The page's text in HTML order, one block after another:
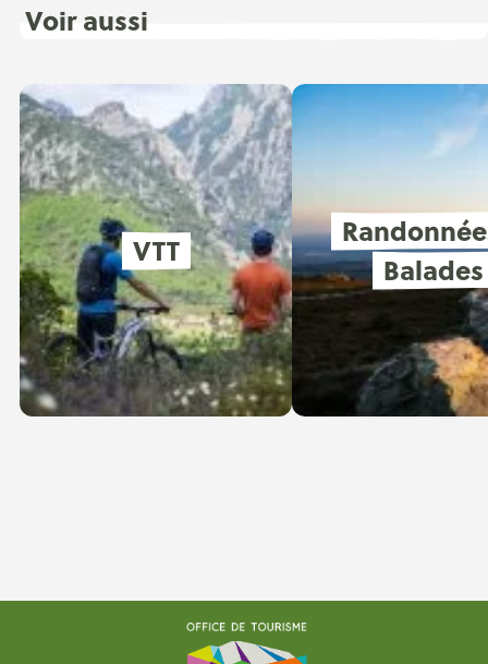
Voir aussi
VTT
Balades